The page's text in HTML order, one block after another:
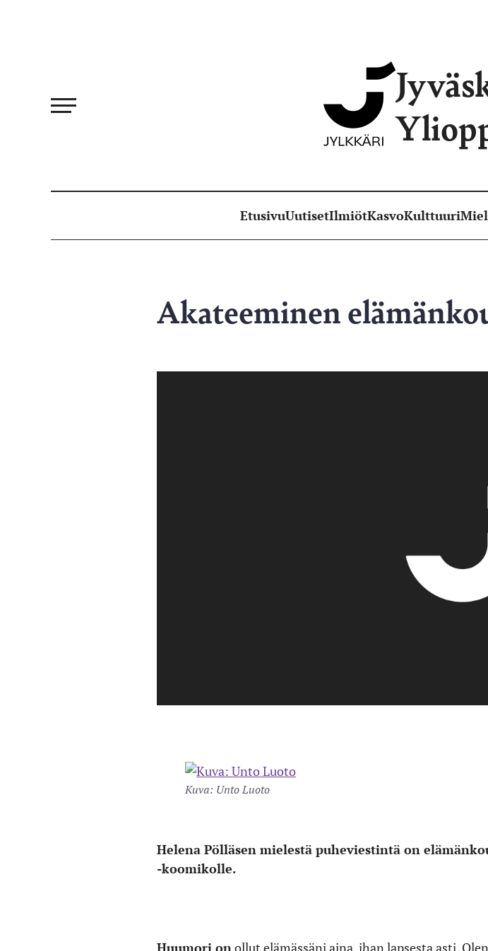
EtusivuUutisetIlmiötKasvoKulttuuri
Akateeminen
Kuva: Unto Luoto
Helena Pölläsen mielestä puheviestintä on
-koomikolle.
Huumori on ollut elämässäni aina, ihan lapsesta asti.